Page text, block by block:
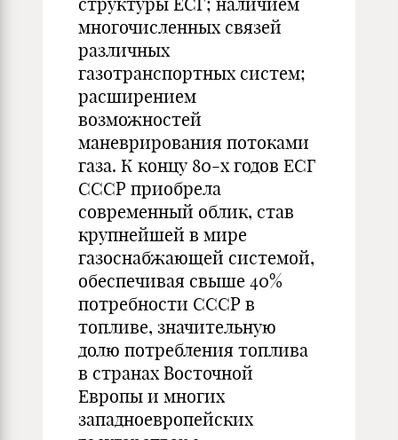
многочисленных связей
различных
газотранспортных систем;
расширением
возможностей
маневрирования потоками
газа. К концу 80-х годов ЕСГ
СССР приобрела
современный облик, став
крупнейшей в мире
газоснабжающей системой,
обеспечивая свыше 40%
потребности СССР в
топливе, значительную
долю потребления топлива
в странах Восточной
Европы и многих
западноевропейских